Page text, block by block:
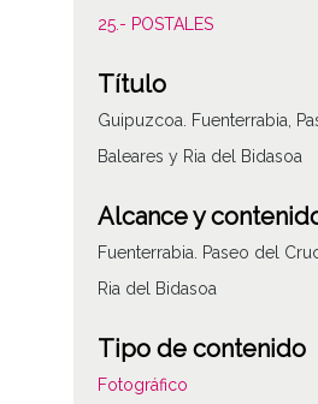
25.- POSTALES
Título
Guipuzcoa. Fuenterrabia,
Baleares y Ria del Bidasoa
Alcance y
Fuenterrabia. Paseo del
Ria del Bidasoa
Tipo de contenido
Fotográfico